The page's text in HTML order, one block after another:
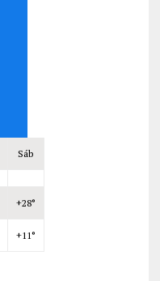
Sáb
+28°
+11°